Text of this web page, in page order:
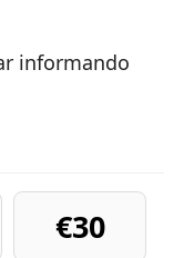
informando
€30